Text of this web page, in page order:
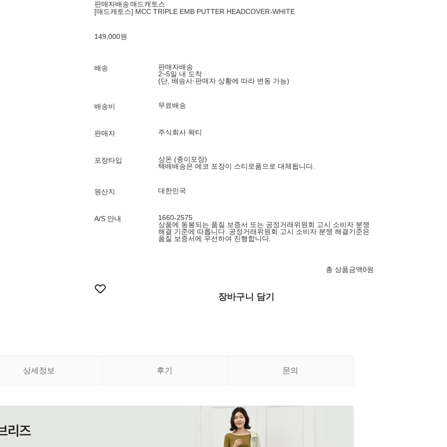
판매자배송매드캐토스
[매드캐토스] MCC TRIPLE EMB PUTTER HEADCOVER-WHITE
149,000원
배송
판매자배송
2~5일 내 도착
(단, 배송사·판매자 상황에 따라 변동 가능)
배송비 무료배송
판매자 주식회사 왁티
포장타입
상온 (종이포장)
택배배송은 에코 포장이 스티로폼으로 대체됩니다.
원산지 대한민국
A/S 안내
1660-2575
상품에 동봉되는 품질 보증서 또는 공정거래위원회 고시 소비자 분쟁
해결 기준에 따릅니다. 공정거래위원회 고시 소비자 분쟁 해결기준은
품질 보증서에 우선하여 진행합니다.
총 상품금액0원
장바구니 담기
상세정보 후기 문의